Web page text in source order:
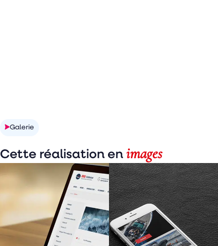
Galerie
Cette réalisation en images